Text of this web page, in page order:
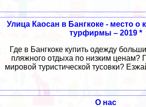
Улица Каосан в Бангкоке - место о
турфирмы – 2019 *
Где в Бангкоке купить одежду
пляжного отдыха по низким ценам?
мировой туристической тусовки?
О нас